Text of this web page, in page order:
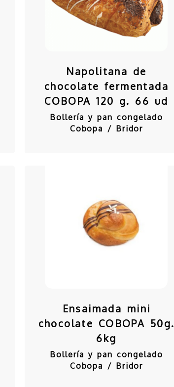
Napolitana de
chocolate fermentada
COBOPA 120 g. 66 ud
Bollería y pan congelado
Cobopa / Bridor
Ensaimada mini
chocolate COBOPA 50g.
6kg
Bollería y pan congelado
Cobopa / Bridor